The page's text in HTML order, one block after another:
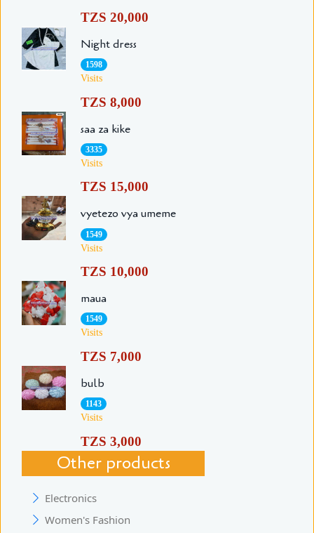
TZS 20,000
Night dress
1598
Visits
TZS 8,000
saa za kike
3335
Visits
TZS 15,000
vyetezo vya umeme
1549
Visits
TZS 10,000
maua
1549
Visits
TZS 7,000
bulb
1143
Visits
TZS 3,000
Other products
Electronics
Women's Fashion